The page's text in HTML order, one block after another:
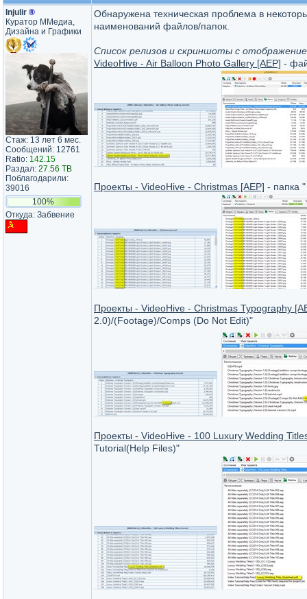
Injulir ®
Куратор ММедиа,
Дизайна и Графики
Стаж: 13 лет 6 мес.
Сообщений: 12761
Ratio: 142.15
Раздал: 27.56 TB
Поблагодарили:
39016
100%
Откуда: Забвение
Обнаружена техническая проблема в
наименований файлов/папок.
Список релизов и скриншоты с
VideoHive - Air Balloon Photo Gallery [AEP] -
Проекты - VideoHive - Christmas [AEP] - папка
Проекты - VideoHive - Christmas Typography
2.0)/(Footage)/Comps (Do Not Edit)"
Проекты - VideoHive - 100 Luxury Wedding
Tutorial(Help Files)"